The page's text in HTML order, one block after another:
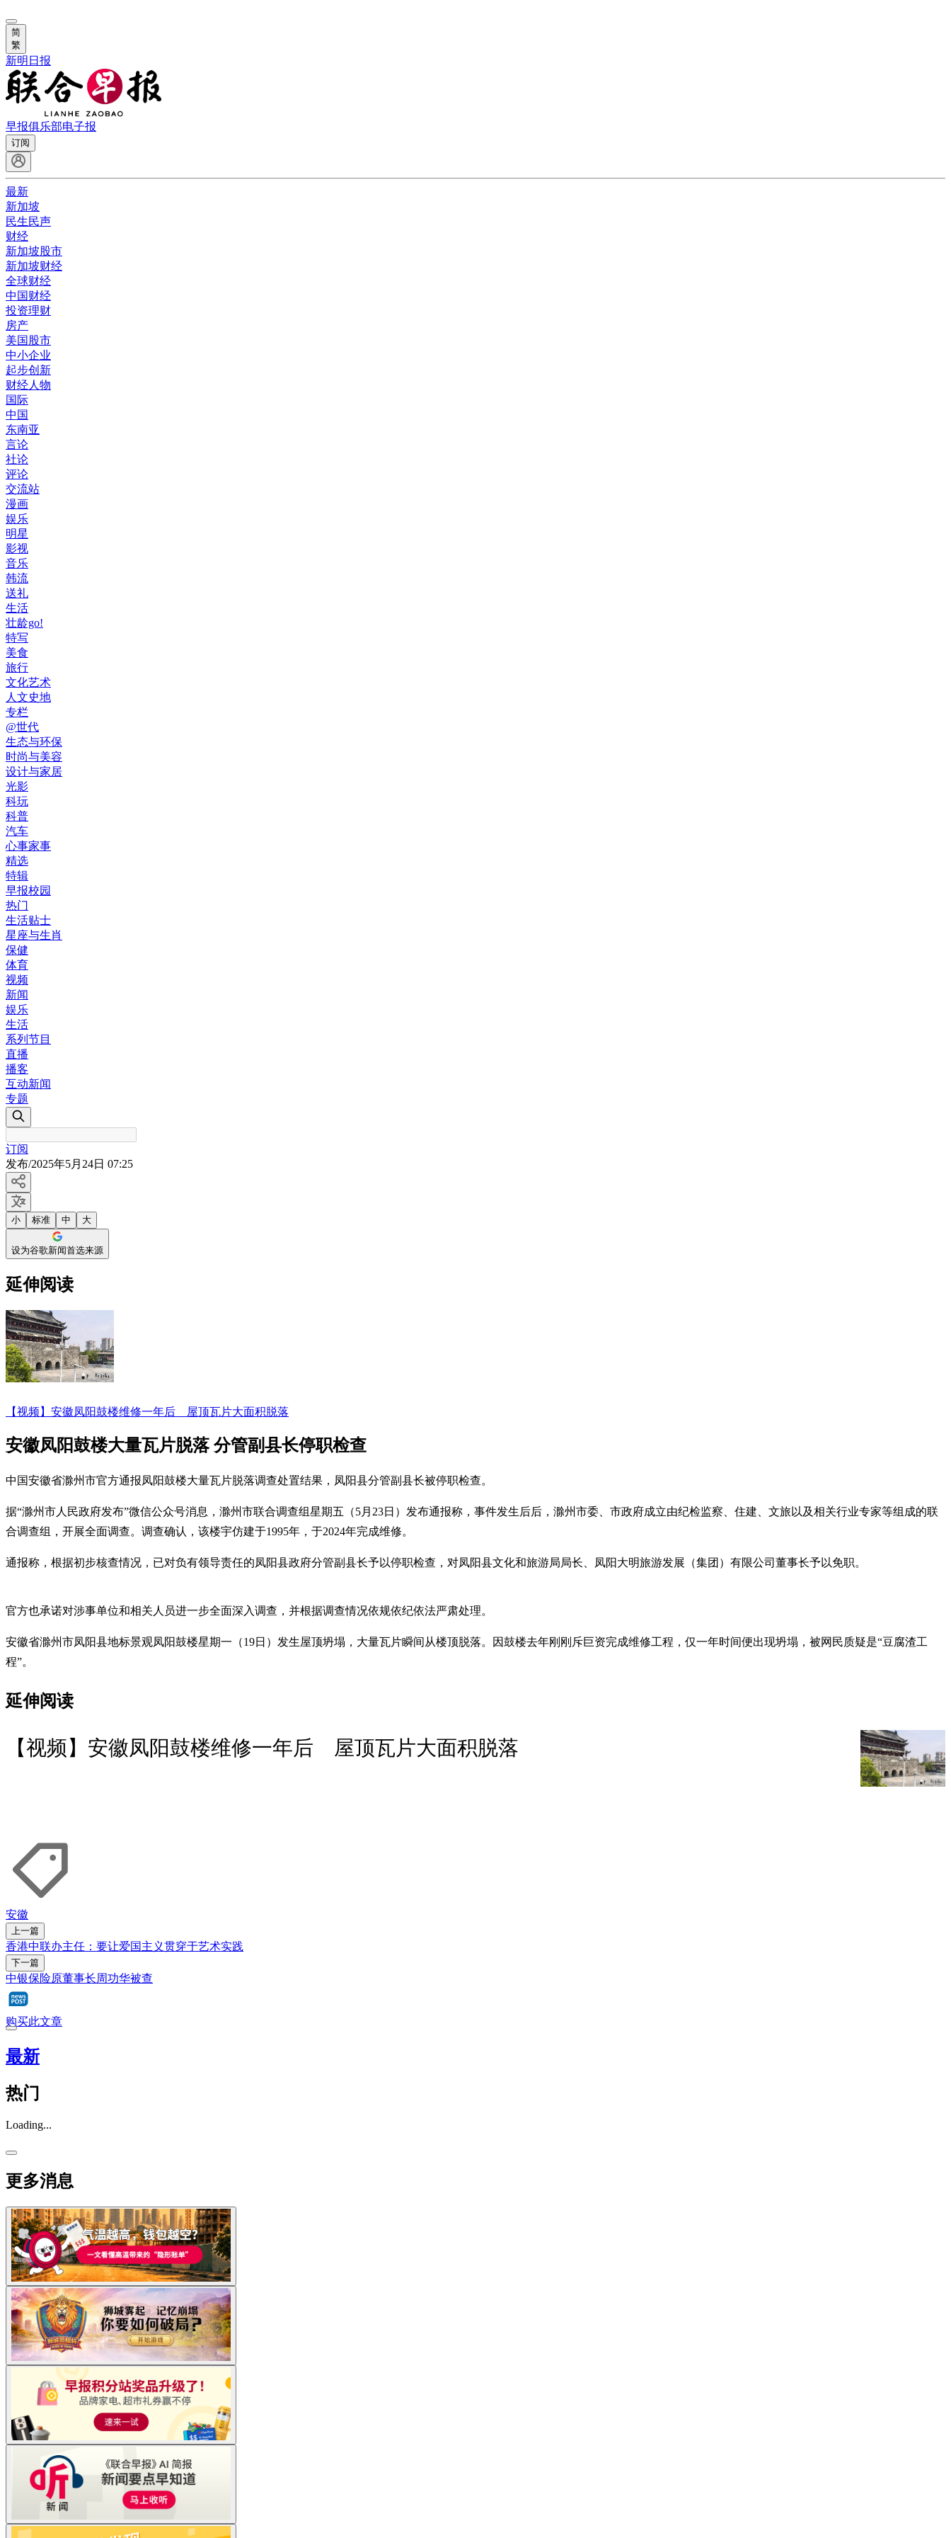
简
繁
新明日报
早报俱乐部电子报
订阅
最新
新加坡
民生民声
财经
新加坡股市
新加坡财经
全球财经
中国财经
投资理财
房产
美国股市
中小企业
起步创新
财经人物
国际
中国
东南亚
言论
社论
评论
交流站
漫画
娱乐
明星
影视
音乐
韩流
送礼
生活
壮龄go!
特写
美食
旅行
文化艺术
人文史地
专栏
@世代
生态与环保
时尚与美容
设计与家居
光影
科玩
科普
汽车
心事家事
精选
特辑
早报校园
热门
生活贴士
星座与生肖
保健
体育
视频
新闻
娱乐
生活
系列节目
直播
播客
互动新闻
专题
订阅
发布/2025年5月24日 07:25
小 标准 中 大
设为谷歌新闻首选来源
延伸阅读
【视频】安徽凤阳鼓楼维修一年后 屋顶瓦片大面积脱落
安徽凤阳鼓楼大量瓦片脱落 分管副县长停职检查
中国安徽省滁州市官方通报凤阳鼓楼大量瓦片脱落调查处置结果，凤阳县分管副县长被停职检查。
据“滁州市人民政府发布”微信公众号消息，滁州市联合调查组星期五（5月23日）发布通报称，事件发生后后，滁州市委、市政府成立由纪检监察、住建、文旅以及相关行业专家等组成的联
合调查组，开展全面调查。调查确认，该楼宇仿建于1995年，于2024年完成维修。
通报称，根据初步核查情况，已对负有领导责任的凤阳县政府分管副县长予以停职检查，对凤阳县文化和旅游局局长、凤阳大明旅游发展（集团）有限公司董事长予以免职。
官方也承诺对涉事单位和相关人员进一步全面深入调查，并根据调查情况依规依纪依法严肃处理。
安徽省滁州市凤阳县地标景观凤阳鼓楼星期一（19日）发生屋顶坍塌，大量瓦片瞬间从楼顶脱落。因鼓楼去年刚刚斥巨资完成维修工程，仅一年时间便出现坍塌，被网民质疑是“豆腐渣工
程”。
延伸阅读
【视频】安徽凤阳鼓楼维修一年后 屋顶瓦片大面积脱落
安徽
上一篇
香港中联办主任：要让爱国主义贯穿于艺术实践
下一篇
中银保险原董事长周功华被查
购买此文章
最新
热门
Loading...
更多消息